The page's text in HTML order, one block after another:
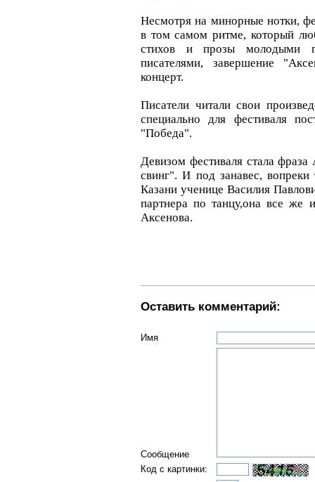
Несмотря на минорные нотки,
в том самом ритме, который
стихов и прозы молодыми
писателями, завершение
концерт.
Писатели читали свои
специально для фестиваля
"Победа".
Девизом фестиваля стала
свинг". И под занавес,
Казани ученице Василия
партнера по танцу,она все
Аксенова.
Оставить комментарий:
Имя
Сообщение
Код с картинки: